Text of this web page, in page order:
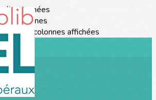
les colonnes
les colonnes affichées